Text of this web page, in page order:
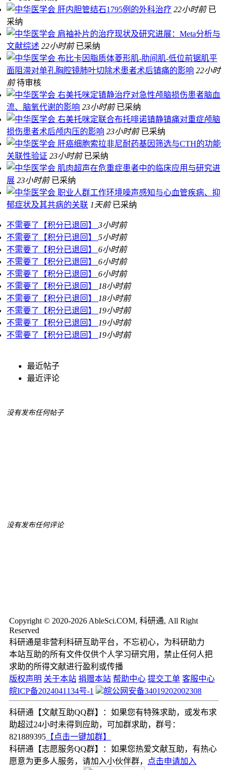
肝内胆管结石1795例的外科治疗 22小时前 已
采纳
肩袖补片的治疗现状及研究进展：Meta分析与
文献综述 22小时前 已采纳
布比卡因脂质体菱形肌-肋间肌-低位前锯肌平
面阻滞对单孔胸腔镜肺叶切除术患者术后镇痛的影响 22小时
前 待审核
右美托咪定镇静治疗对急性颅脑损伤患者脑血
流、脑氧代谢的影响 23小时前 已采纳
右美托咪定联合布托啡诺镇静镇痛对重症颅脑
损伤患者术后颅内压的影响 23小时前 已采纳
肝癌细胞索拉非尼耐药基因筛选与CTH的功能
关联性验证 23小时前 已采纳
肌肉超声在危重症患者中的临床应用与研究进
展 23小时前 已采纳
职业人群工作环境噪声感知与心血管疾病、抑
郁症状及其共病的关联 1天前 已采纳
不需要了【积分已退回】 3小时前
不需要了【积分已退回】 5小时前
不需要了【积分已退回】 6小时前
不需要了【积分已退回】 6小时前
不需要了【积分已退回】 6小时前
不需要了【积分已退回】
18小时前
不需要了【积分已退回】
18小时前
不需要了【积分已退回】
19小时前
不需要了【积分已退回】
19小时前
不需要了【积分已退回】
19小时前
最近帖子
最近评论
没有发布任何帖子
没有发布任何评论
Copyright © 2020-2026 AbleSci.COM, 科研通, All Right
Reserved
科研通是非营利科研互助平台，不忘初心，为科研助力
本站互助的所有文件仅供个人学习研究用，禁止任何人把
求助的所得文献进行盈利或传播
版权声明 关于本站 捐赠本站 帮助中心 提交工单 客服中心
皖ICP备2024041134号-1
皖公网安备34019202002308
科研通【文献互助QQ群】：如果您有特殊求助，或发布求
助超过24小时未得到应助，可加群求助，群号：
821889395 【点击一键加群】
科研通【志愿服务QQ群】：如果您热爱文献互助，有热心
愿意为更多人服务，请加入小伙伴群，
点击申请加入